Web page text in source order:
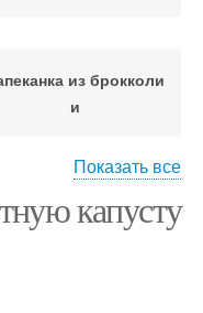
из брокколи
и
и
Показать все
капусту